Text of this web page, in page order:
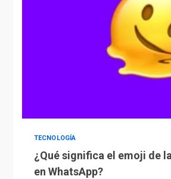
TECNOLOGÍA
¿Qué significa el emoji de
en WhatsApp?